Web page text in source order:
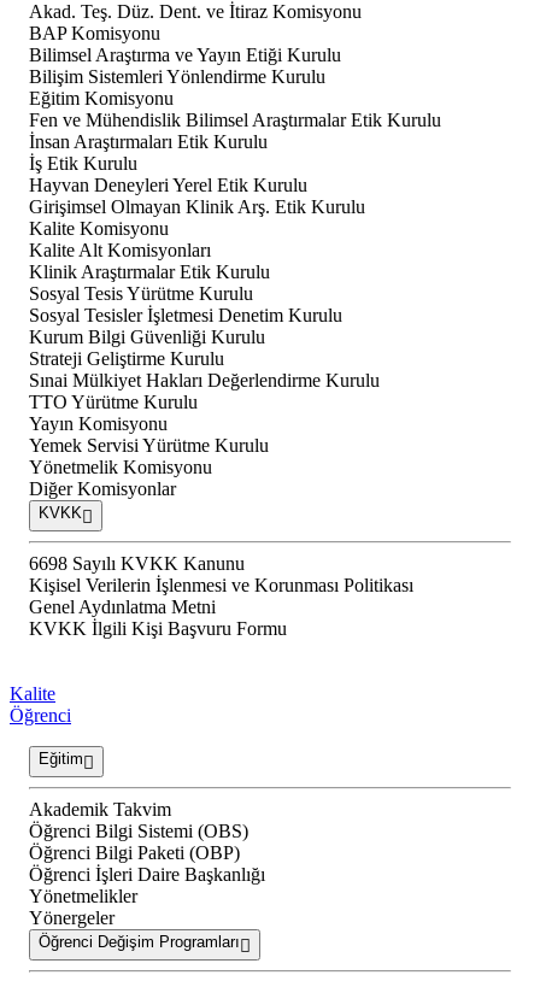
Akad. Teş. Düz. Dent. ve İtiraz Komisyonu
BAP Komisyonu
Bilimsel Araştırma ve Yayın Etiği Kurulu
Bilişim Sistemleri Yönlendirme Kurulu
Eğitim Komisyonu
Fen ve Mühendislik Bilimsel Araştırmalar Etik Kurulu
İnsan Araştırmaları Etik Kurulu
İş Etik Kurulu
Hayvan Deneyleri Yerel Etik Kurulu
Girişimsel Olmayan Klinik Arş. Etik Kurulu
Kalite Komisyonu
Kalite Alt Komisyonları
Klinik Araştırmalar Etik Kurulu
Sosyal Tesis Yürütme Kurulu
Sosyal Tesisler İşletmesi Denetim Kurulu
Kurum Bilgi Güvenliği Kurulu
Strateji Geliştirme Kurulu
Sınai Mülkiyet Hakları Değerlendirme Kurulu
TTO Yürütme Kurulu
Yayın Komisyonu
Yemek Servisi Yürütme Kurulu
Yönetmelik Komisyonu
Diğer Komisyonlar
KVKK
6698 Sayılı KVKK Kanunu
Kişisel Verilerin İşlenmesi ve Korunması Politikası
Genel Aydınlatma Metni
KVKK İlgili Kişi Başvuru Formu
Kalite
Öğrenci
Eğitim
Akademik Takvim
Öğrenci Bilgi Sistemi (OBS)
Öğrenci Bilgi Paketi (OBP)
Öğrenci İşleri Daire Başkanlığı
Yönetmelikler
Yönergeler
Öğrenci Değişim Programları